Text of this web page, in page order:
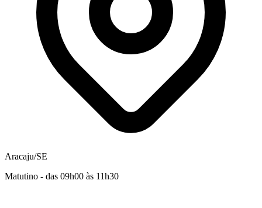
Aracaju/SE
Matutino - das 09h00 às 11h30